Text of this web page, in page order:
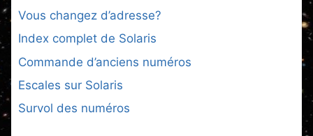
Vous changez d’adresse?
Index complet de Solaris
Commande d’anciens numéros
Escales sur Solaris
Survol des numéros